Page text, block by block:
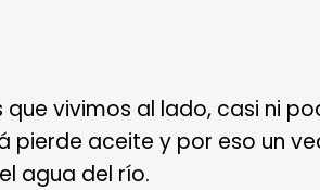
vivimos al lado, casi ni
aceite y por eso un
agua del río.